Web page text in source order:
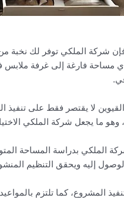
شركة الملكي توفر لك نخبة
أي مساحة فارغة إلى غرفة
لا يقتصر فقط على تنفيذ
وهو ما يجعل شركة الملكي
الملكي بدراسة المساحة
إليه ويحقق التنظيم
المشروع، كما تلتزم